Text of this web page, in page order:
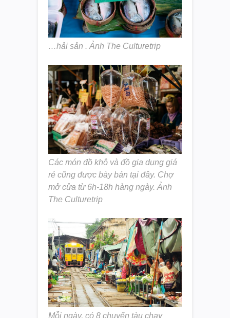
…hải sản . Ảnh The Culturetrip
Các món đồ khô và đồ gia dụng giá
rẻ cũng được bày bán tại đây. Chợ
mở cửa từ 6h-18h hàng ngày. Ảnh
The Culturetrip
Mỗi ngày, có 8 chuyến tàu chạy